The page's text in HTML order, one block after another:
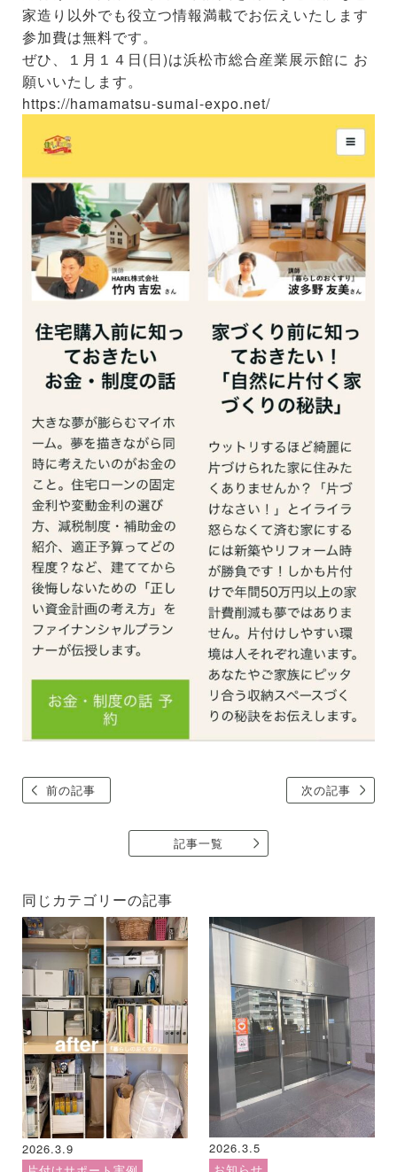
家造り以外でも役立つ情報満載でお伝えいたします
参加費は無料です。
ぜひ、１月１４日(日)は浜松市総合産業展示館に お
願いいたします。
https://hamamatsu-sumai-expo.net/
前の記事 次の記事
記事一覧
同じカテゴリーの記事
2026.3.9
2026.3.5